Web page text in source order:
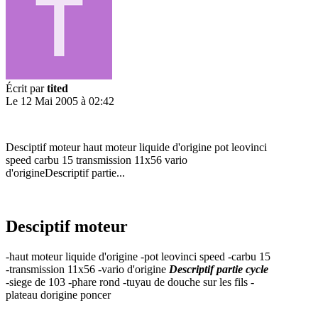
Écrit partited
Le 12 Mai 2005 à 02:42
Desciptif moteur haut moteur liquide d'origine pot leovinci
speed carbu 15 transmission 11x56 vario
d'origineDescriptif partie...
Desciptif moteur
-haut moteur liquide d'origine -pot leovinci speed -carbu 15
-transmission 11x56 -vario d'origine Descriptif partie cycle
-siege de 103 -phare rond -tuyau de douche sur les fils -
plateau dorigine poncer